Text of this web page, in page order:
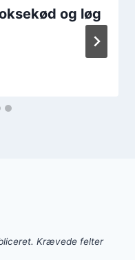
og løg
Krævede felter